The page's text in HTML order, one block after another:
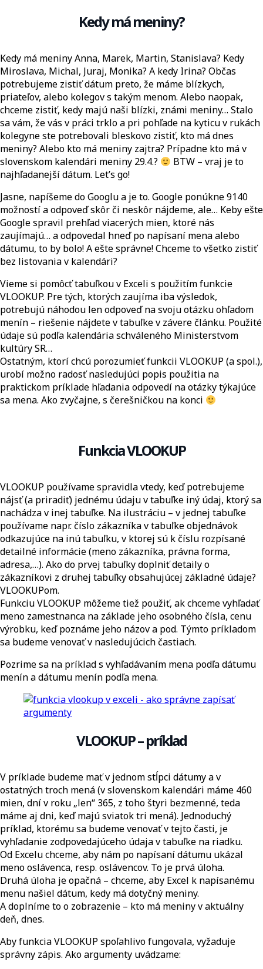
Kedy má meniny?
Kedy má meniny Anna, Marek, Martin, Stanislava? Kedy
Miroslava, Michal, Juraj, Monika? A kedy Irina? Občas
potrebujeme zistiť dátum preto, že máme blízkych,
priateľov, alebo kolegov s takým menom. Alebo naopak,
chceme zistiť, kedy majú naši blízki, známi meniny… Stalo
sa vám, že vás v práci trklo a pri pohľade na kyticu v rukách
kolegyne ste potrebovali bleskovo zistiť, kto má dnes
meniny? Alebo kto má meniny zajtra? Prípadne kto má v
slovenskom kalendári meniny 29.4.?
BTW – vraj je to
najhľadanejší dátum. Let’s go!
Jasne, napíšeme do Googlu a je to. Google ponúkne 9140
možností a odpoveď skôr či neskôr nájdeme, ale… Keby ešte
Google spravil prehľad viacerých mien, ktoré nás
zaujímajú… a odpovedal hneď po napísaní mena alebo
dátumu, to by bolo! A ešte správne! Chceme to všetko zistiť
bez listovania v kalendári?
Vieme si pomôcť tabuľkou v Exceli s použitím funkcie
VLOOKUP. Pre tých, ktorých zaujíma iba výsledok,
potrebujú náhodou len odpoveď na svoju otázku ohľadom
menín – riešenie nájdete v tabuľke v závere článku. Použité
údaje sú podľa kalendária schváleného Ministerstvom
kultúry SR…
Ostatným, ktorí chcú porozumieť funkcii VLOOKUP (a spol.),
urobí možno radosť nasledujúci popis použitia na
praktickom príklade hľadania odpovedí na otázky týkajúce
sa mena. Ako zvyčajne, s čerešničkou na konci
Funkcia VLOOKUP
VLOOKUP používame spravidla vtedy, keď potrebujeme
nájsť (a priradiť) jednému údaju v tabuľke iný údaj, ktorý sa
nachádza v inej tabuľke. Na ilustráciu – v jednej tabuľke
používame napr. číslo zákazníka v tabuľke objednávok
odkazujúce na inú tabuľku, v ktorej sú k číslu rozpísané
detailné informácie (meno zákazníka, právna forma,
adresa,…). Ako do prvej tabuľky doplniť detaily o
zákazníkovi z druhej tabuľky obsahujúcej základné údaje?
VLOOKUPom.
Funkciu VLOOKUP môžeme tiež použiť, ak chceme vyhľadať
meno zamestnanca na základe jeho osobného čísla, cenu
výrobku, keď poznáme jeho názov a pod. Týmto príkladom
sa budeme venovať v nasledujúcich častiach.
Pozrime sa na príklad s vyhľadávaním mena podľa dátumu
menín a dátumu menín podľa mena.
VLOOKUP – príklad
V príklade budeme mať v jednom stĺpci dátumy a v
ostatných troch mená (v slovenskom kalendári máme 460
mien, dní v roku „len“ 365, z toho štyri bezmenné, teda
máme aj dni, keď majú sviatok tri mená). Jednoduchý
príklad, ktorému sa budeme venovať v tejto časti, je
vyhľadanie zodpovedajúceho údaja v tabuľke na riadku.
Od Excelu chceme, aby nám po napísaní dátumu ukázal
meno oslávenca, resp. oslávencov. To je prvá úloha.
Druhá úloha je opačná – chceme, aby Excel k napísanému
menu našiel dátum, kedy má dotyčný meniny.
A doplníme to o zobrazenie – kto má meniny v aktuálny
deň, dnes.
Aby funkcia VLOOKUP spoľahlivo fungovala, vyžaduje
správny zápis. Ako argumenty uvádzame: